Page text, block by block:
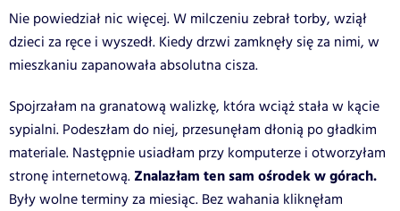
Nie powiedział nic więcej. W milczeniu zebrał torby, wziął
dzieci za ręce i wyszedł. Kiedy drzwi zamknęły się za nimi, w
mieszkaniu zapanowała absolutna cisza.
Spojrzałam na granatową walizkę, która wciąż stała w kącie
sypialni. Podeszłam do niej, przesunęłam dłonią po gładkim
materiale. Następnie usiadłam przy komputerze i otworzyłam
stronę internetową. Znalazłam ten sam ośrodek w górach.
Były wolne terminy za miesiąc. Bez wahania kliknęłam